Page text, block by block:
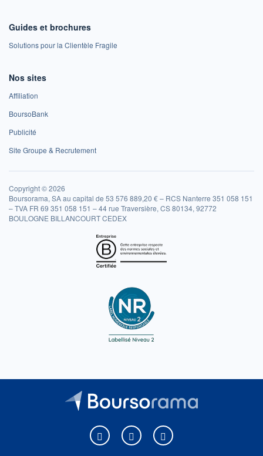
Guides et brochures
Solutions pour la Clientèle Fragile
Nos sites
Affiliation
BoursoBank
Publicité
Site Groupe & Recrutement
Copyright © 2026
Boursorama, SA au capital de 53 576 889,20 € – RCS Nanterre 351 058 151
– TVA FR 69 351 058 151 – 44 rue Traversière, CS 80134, 92772
BOULOGNE BILLANCOURT CEDEX
Boursorama sur Facebook
Boursorama sur XBoursorama sur